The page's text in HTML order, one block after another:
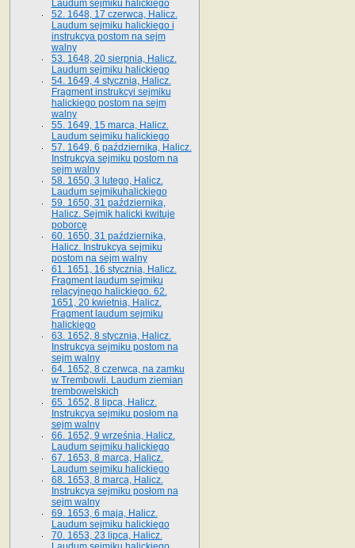
Laudum sejmiku halickiego
52. 1648, 17 czerwca, Halicz.
Laudum sejmiku halickiego i
instrukcya postom na sejm
walny
53. 1648, 20 sierpnia, Halicz.
Laudum sejmiku halickiego
54. 1649, 4 stycznia, Halicz.
Fragment instrukcyi sejmiku
halickiego postom na sejm
walny
55. 1649, 15 marca, Halicz.
Laudum sejmiku halickiego
57. 1649, 6 października, Halicz.
Instrukcya sejmiku postom na
sejm walny
58. 1650, 3 lutego, Halicz.
Laudum sejmikuhalickiego
59. 1650, 31 października,
Halicz. Sejmik halicki kwituje
poborcę
60. 1650, 31 października,
Halicz. Instrukcya sejmiku
postom na sejm walny
61. 1651, 16 stycznia, Halicz.
Fragment laudum sejmiku
relacyjnego halickiego. 62.
1651, 20 kwietnia, Halicz.
Fragment laudum sejmiku
halickiego
63. 1652, 8 stycznia, Halicz.
Instrukcya sejmiku postom na
sejm walny
64. 1652, 8 czerwca, na zamku
w Trembowli. Laudum ziemian
trembowelskich
65. 1652, 8 lipca, Halicz.
Instrukcya sejmiku posłom na
sejm walny
66. 1652, 9 września, Halicz.
Laudum sejmiku halickiego
67. 1653, 8 marca, Halicz.
Laudum sejmiku halickiego
68. 1653, 8 marca, Halicz.
Instrukcya sejmiku posłom na
sejm walny
69. 1653, 6 maja, Halicz.
Laudum sejmiku halickiego
70. 1653, 23 lipca, Halicz.